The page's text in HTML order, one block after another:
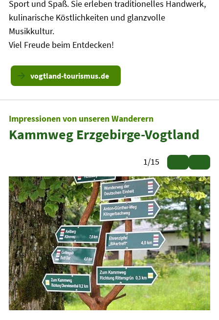
Sport und Spaß. Sie erleben traditionelles Handwerk,
kulinarische Köstlichkeiten und glanzvolle
Musikkultur.
Viel Freude beim Entdecken!
vogtland-tourismus.de
Impressionen von unseren Wanderern
Kammweg Erzgebirge-Vogtland
1/15